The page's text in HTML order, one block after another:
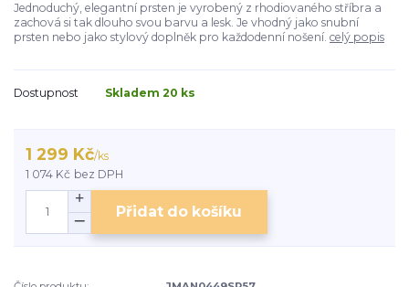
Jednoduchý, elegantní prsten je vyrobený z rhodiovaného stříbra a
zachová si tak dlouho svou barvu a lesk. Je vhodný jako snubní
prsten nebo jako stylový doplněk pro každodenní nošení. celý popis
Dostupnost Skladem 20 ks
1 299 Kč/ks
1 074 Kč bez DPH
Přidat do košíku